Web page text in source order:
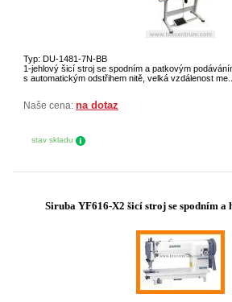
Typ: DU-1481-7N-BB
1-jehlový šicí stroj se spodním a patkovým
s automatickým odstřihem nitě, velká vzdálenost me...
Naše cena: na dotaz
stav skladu
Siruba YF616-X2 šicí stroj se spodním